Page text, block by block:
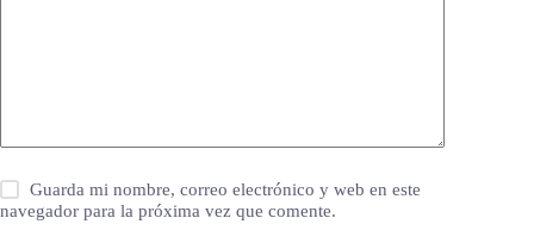
Guarda mi nombre, correo electrónico y web en este
navegador para la próxima vez que comente.